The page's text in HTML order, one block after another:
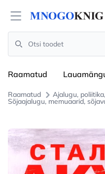
Open menu
Search
Raamatud
Raamatud Ajalugu,
Sõjaajalugu, memuaarid,